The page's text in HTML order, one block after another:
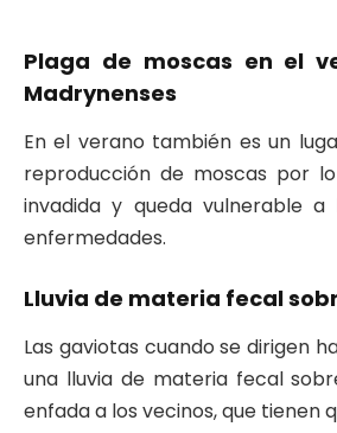
Plaga de moscas en el
Madrynenses
En el verano también es un
reproducción de moscas por
invadida y queda vulnerable
enfermedades.
Lluvia de materia fecal
Las gaviotas cuando se dirigen
una lluvia de materia fecal
enfada a los vecinos, que tienen